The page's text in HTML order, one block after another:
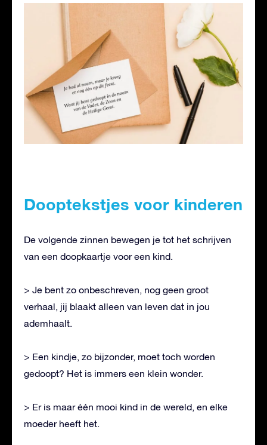
Dooptekstjes voor kinderen
De volgende zinnen bewegen je tot het schrijven
van een doopkaartje voor een kind.
> Je bent zo onbeschreven, nog geen groot
verhaal, jij blaakt alleen van leven dat in jou
ademhaalt.
> Een kindje, zo bijzonder, moet toch worden
gedoopt? Het is immers een klein wonder.
> Er is maar één mooi kind in de wereld, en elke
moeder heeft het.